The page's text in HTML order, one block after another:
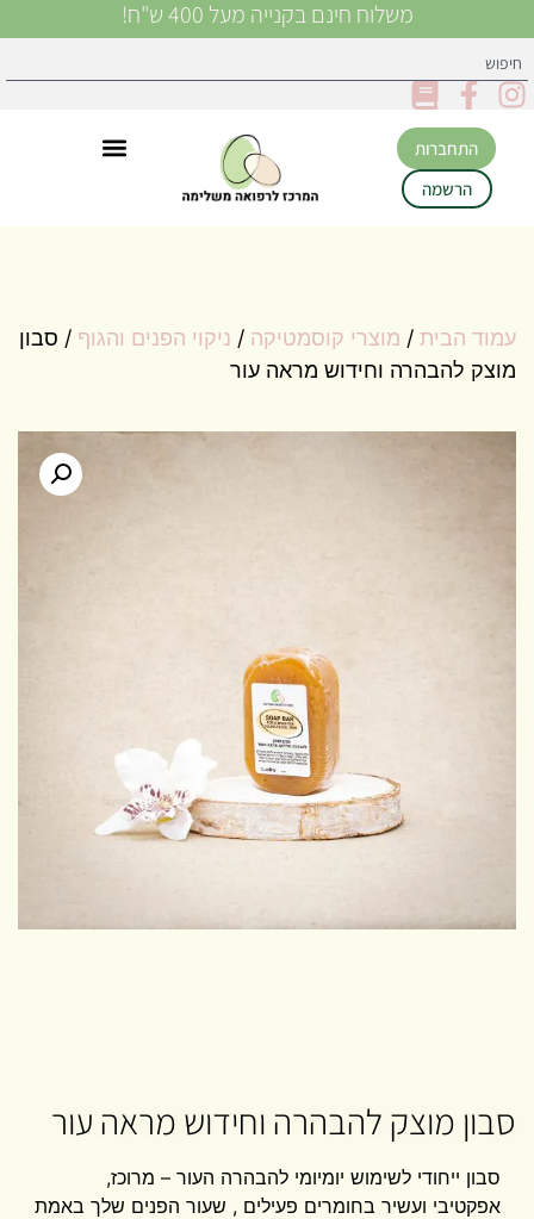
משלוח חינם בקנייה מעל 400 ש"ח!
התחברות
הרשמה
עמוד הבית / מוצרי קוסמטיקה / ניקוי הפנים והגוף / סבון
מוצק להבהרה וחידוש מראה עור
סבון מוצק להבהרה וחידוש מראה עור
סבון ייחודי לשימוש יומיומי להבהרה העור – מרוכז,
אפקטיבי ועשיר בחומרים פעילים , שעור הפנים שלך באמת